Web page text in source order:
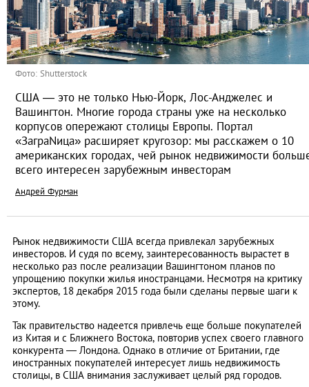
Фото: Shutterstock
США — это не только Нью-Йорк, Лос-Анджелес и
Вашингтон. Многие города страны уже на несколько
корпусов опережают столицы Европы. Портал
«ЗаграNица» расширяет кругозор: мы расскажем о 10
американских городах, чей рынок недвижимости
всего интересен зарубежным инвесторам
Андрей Фурман
Рынок недвижимости США всегда привлекал зарубежных
инвесторов. И судя по всему, заинтересованность вырастет в
несколько раз после реализации Вашингтоном планов по
упрощению покупки жилья иностранцами. Несмотря на критику
экспертов, 18 декабря 2015 года были сделаны первые шаги к
этому.
Так правительство надеется привлечь еще больше покупателей
из Китая и с Ближнего Востока, повторив успех своего главного
конкурента — Лондона. Однако в отличие от Британии, где
иностранных покупателей интересует лишь недвижимость
столицы, в США внимания заслуживает целый ряд городов.